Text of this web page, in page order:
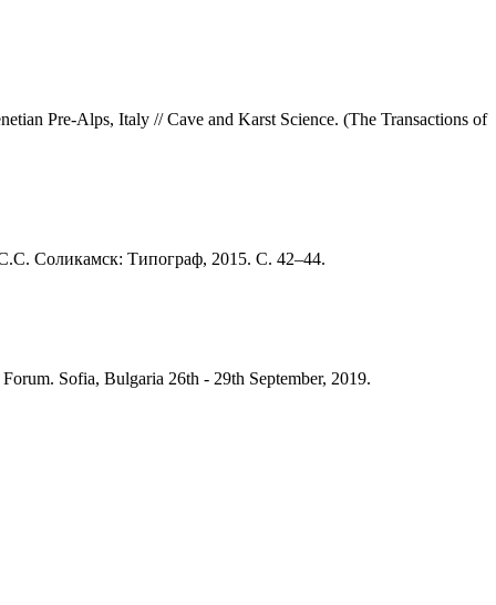
Pre-Alps, Italy // Cave and Karst Science. (The Transactions of
Соликамск: Типограф, 2015. С. 42–44.
Sofia, Bulgaria 26th - 29th September, 2019.